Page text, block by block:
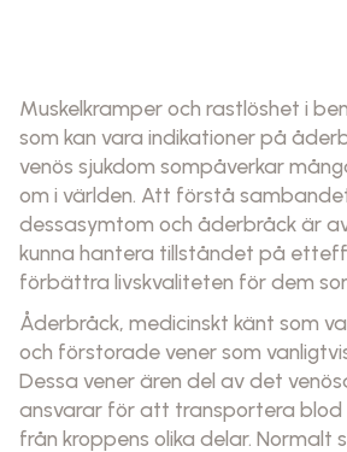
Muskelkramper och rastlöshet i
som kan vara indikationer på
venös sjukdom sompåverkar
om i världen. Att förstå
dessasymtom och åderbråck är
kunna hantera tillståndet på
förbättra livskvaliteten för dem
Åderbråck, medicinskt känt som
och förstorade vener som
Dessa vener ären del av det
ansvarar för att transportera
från kroppens olika delar. Normalt